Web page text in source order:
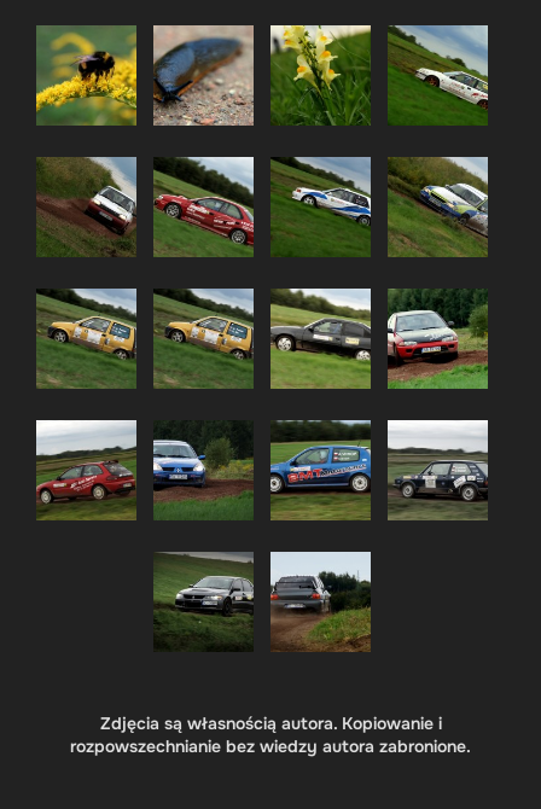
Zdjęcia są własnością autora. Kopiowanie i
rozpowszechnianie bez wiedzy autora zabronione.